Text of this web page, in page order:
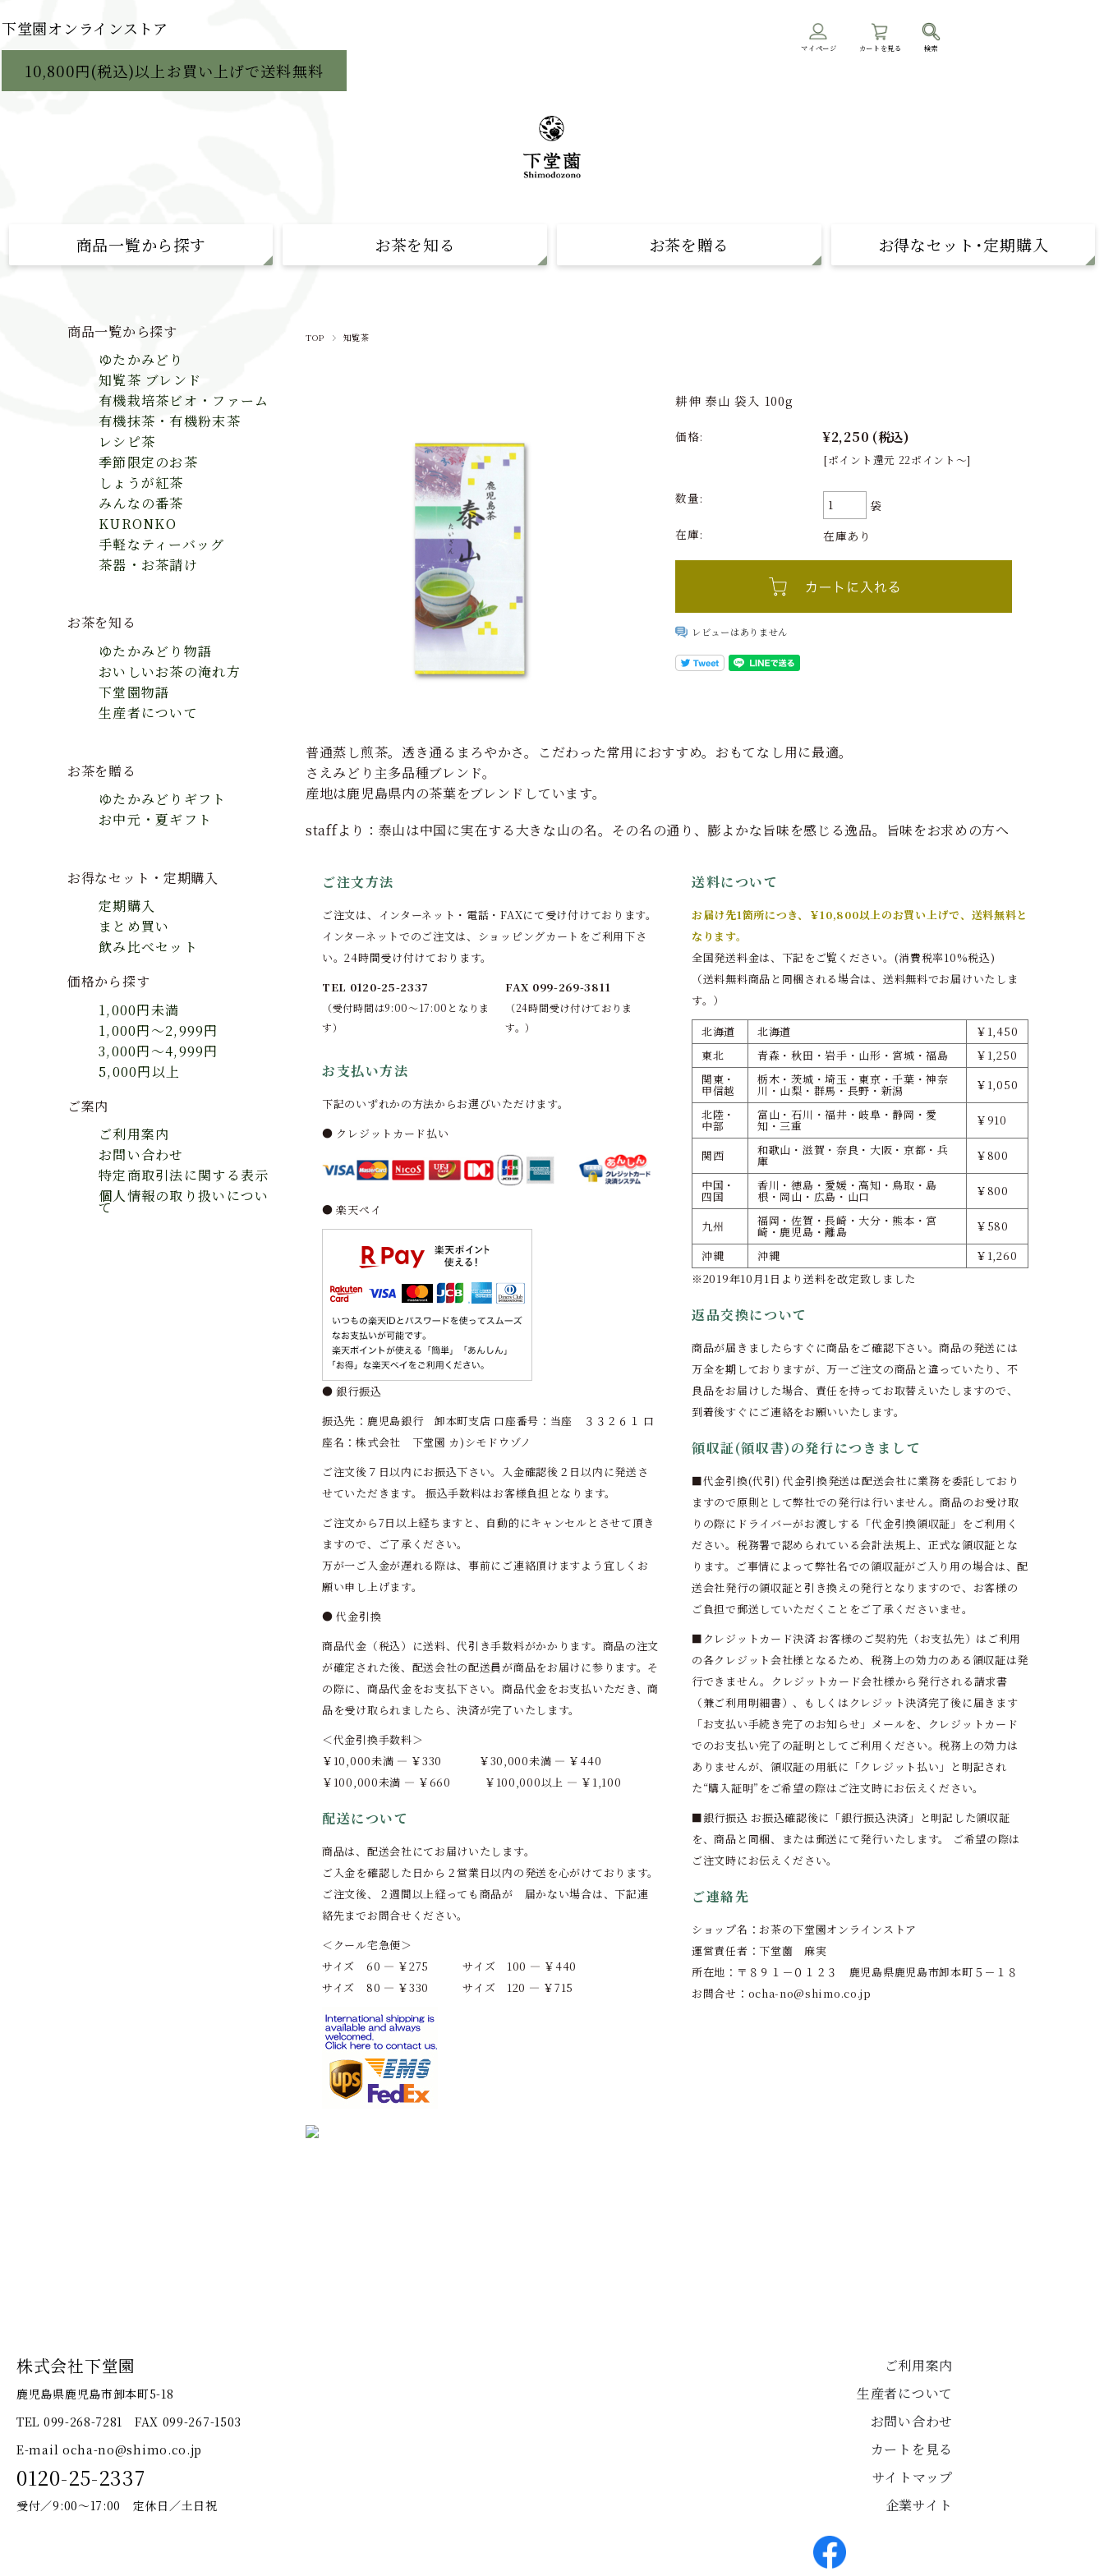
下堂園オンラインストア
10,800円(税込)以上お買い上げで送料無料
マイページ カートを見る 検索
商品一覧から探す
自然栽培茶
ボトリング吟穣茶
オーガニック緑茶KEIKO
手軽なティーバッグ
お茶を知る
下堂園物語
お茶を贈る お得なセット･定期購入
TOP 知覧茶
耕伸 泰山 袋入 100g
価格: ¥2,250 (税込)
[ポイント還元 22ポイント～]
数量:
袋
在庫:
在庫あり
レビューはありません
普通蒸し煎茶。透き通るまろやかさ。こだわった常用におすすめ。おもてなし用に最適。
さえみどり主多品種ブレンド。
産地は鹿児島県内の茶葉をブレンドしています。
staffより：泰山は中国に実在する大きな山の名。その名の通り、膨よかな旨味を感じる逸品。旨味をお求めの方へ
ご注文方法
ご注文は、インターネット・電話・FAXにて受け付けております。
インターネットでのご注文は、ショッピングカートをご利用下さ
い。24時間受け付けております。
TEL 0120-25-2337
（受付時間は9:00～17:00となりま
す）
FAX 099-269-3811
（24時間受け付けておりま
す。）
お支払い方法
下記のいずれかの方法からお選びいただけます。
● クレジットカード払い
● 楽天ペイ
● 銀行振込
振込先：鹿児島銀行 卸本町支店 口座番号：当座 ３３２６１ 口
座名：株式会社 下堂園 カ)シモドウゾノ
ご注文後７日以内にお振込下さい。入金確認後２日以内に発送さ
せていただきます。 振込手数料はお客様負担となります。
ご注文から7日以上経ちますと、自動的にキャンセルとさせて頂き
ますので、ご了承ください。
万が一ご入金が遅れる際は、事前にご連絡頂けますよう宜しくお
願い申し上げます。
● 代金引換
商品代金（税込）に送料、代引き手数料がかかります。商品の注文
が確定された後、配送会社の配送員が商品をお届けに参ります。そ
の際に、商品代金をお支払下さい。商品代金をお支払いただき、商
品を受け取られましたら、決済が完了いたします。
＜代金引換手数料＞
￥10,000未満 ― ￥330 ￥30,000未満 ― ￥440
￥100,000未満 ― ￥660 ￥100,000以上 ― ￥1,100
配送について
商品は、配送会社にてお届けいたします。
ご入金を確認した日から２営業日以内の発送を心がけております。
ご注文後、２週間以上経っても商品が 届かない場合は、下記連
絡先までお問合せください。
＜クール宅急便＞
サイズ 60 ― ￥275 サイズ 100 ― ￥440
サイズ 80 ― ￥330 サイズ 120 ― ￥715
送料について
お届け先1箇所につき、￥10,800以上のお買い上げで、送料無料と
なります。
全国発送料金は、下記をご覧ください。(消費税率10%税込)
（送料無料商品と同梱される場合は、送料無料でお届けいたしま
す。）
北海道
北海道
￥1,450
東北
青森・秋田・岩手・山形・宮城・福島
￥1,250
関東・
甲信越
栃木・茨城・埼玉・東京・千葉・神奈
川・山梨・群馬・長野・新潟
￥1,050
北陸・
中部
富山・石川・福井・岐阜・静岡・愛
知・三重 ￥910
関西 和歌山・滋賀・奈良・大阪・京都・兵
庫
￥800
中国・
四国
香川・徳島・愛媛・高知・鳥取・島
根・岡山・広島・山口 ￥800
九州 福岡・佐賀・長崎・大分・熊本・宮
崎・鹿児島・離島
￥580
沖縄
沖縄
￥1,260
※2019年10月1日より送料を改定致しました
返品交換について
商品が届きましたらすぐに商品をご確認下さい。商品の発送には
万全を期しておりますが、万一ご注文の商品と違っていたり、不
良品をお届けした場合、責任を持ってお取替えいたしますので、
到着後すぐにご連絡をお願いいたします。
領収証(領収書)の発行につきまして
■代金引換(代引) 代金引換発送は配送会社に業務を委託しており
ますので原則として弊社での発行は行いません。商品のお受け取
りの際にドライバーがお渡しする「代金引換領収証」をご利用く
ださい。税務署で認められている会計法規上、正式な領収証とな
ります。ご事情によって弊社名での領収証がご入り用の場合は、配
送会社発行の領収証と引き換えの発行となりますので、お客様の
ご負担で郵送していただくことをご了承くださいませ。
■クレジットカード決済 お客様のご契約先（お支払先）はご利用
の各クレジット会社様となるため、税務上の効力のある領収証は発
行できません。クレジットカード会社様から発行される請求書
（兼ご利用明細書）、もしくはクレジット決済完了後に届きます
「お支払い手続き完了のお知らせ」メールを、クレジットカード
でのお支払い完了の証明としてご利用ください。税務上の効力は
ありませんが、領収証の用紙に「クレジット払い」と明記され
た“購入証明”をご希望の際はご注文時にお伝えください。
■銀行振込 お振込確認後に「銀行振込決済」と明記した領収証
を、商品と同梱、または郵送にて発行いたします。 ご希望の際は
ご注文時にお伝えください。
ご連絡先
ショップ名：お茶の下堂園オンラインストア
運営責任者：下堂薗 麻実
所在地：〒８９１－０１２３ 鹿児島県鹿児島市卸本町５－１８
お問合せ：ocha-no@shimo.co.jp
商品一覧から探す
ゆたかみどり
知覧茶 ブレンド
有機栽培茶ビオ・ファーム
有機抹茶・有機粉末茶
レシピ茶
季節限定のお茶
しょうが紅茶
みんなの番茶
KURONKO
手軽なティーバッグ
茶器・お茶請け
お茶を知る
ゆたかみどり物語
おいしいお茶の淹れ方
下堂園物語
生産者について
お茶を贈る
ゆたかみどりギフト
お中元・夏ギフト
お得なセット・定期購入
定期購入
まとめ買い
飲み比べセット
価格から探す
1,000円未満
1,000円～2,999円
3,000円～4,999円
5,000円以上
ご案内
ご利用案内
お問い合わせ
特定商取引法に関する表示
個人情報の取り扱いについ
て
株式会社下堂園
鹿児島県鹿児島市卸本町5-18
TEL 099-268-7281 FAX 099-267-1503
E-mail ocha-no@shimo.co.jp
0120-25-2337
受付／9:00〜17:00 定休日／土日祝
ご利用案内
生産者について
お問い合わせ
カートを見る
サイトマップ
企業サイト